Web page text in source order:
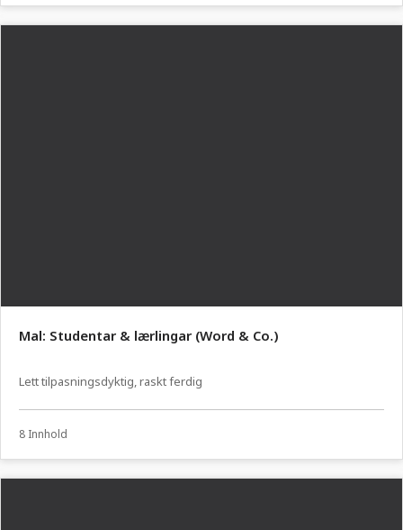
Mal: Studentar & lærlingar (Word & Co.)
Lett tilpasningsdyktig, raskt ferdig
8 Innhold